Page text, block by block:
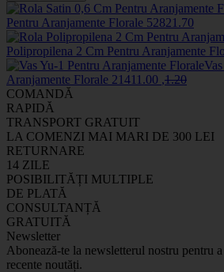
Pentru Aranjamente Florale 52821 .70
Polipropilena 2 Cm Pentru Aranjamente
Aranjamente Florale 2141 1 .00 ,1.20
COMANDĂ
RAPIDĂ
TRANSPORT GRATUIT
LA COMENZI MAI MARI DE 300 LEI
RETURNARE
14 ZILE
POSIBILITĂȚI MULTIPLE
DE PLATĂ
CONSULTANȚĂ
GRATUITĂ
Newsletter
Abonează-te la newsletterul nostru pentru
recente noutăți.